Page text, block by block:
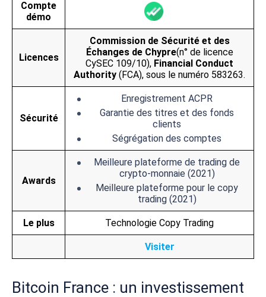
Compte
démo
Licences
Commission de Sécurité et des
Échanges de Chypre(n° de licence
CySEC 109/10), Financial Conduct
Authority (FCA), sous le numéro 583263.
Sécurité
Enregistrement ACPR
Garantie des titres et des fonds
clients
Ségrégation des comptes
Awards
Meilleure plateforme de trading de
crypto-monnaie (2021)
Meilleure plateforme pour le copy
trading (2021)
Le plus Technologie Copy Trading
Visiter
Bitcoin France : un investissement